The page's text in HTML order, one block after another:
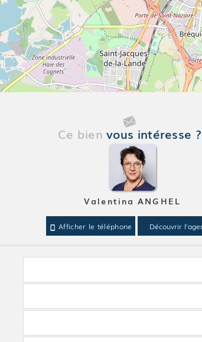
Ce bienvous intéresse ?
Valentina ANGHEL
Afficher le téléphone Découvrir